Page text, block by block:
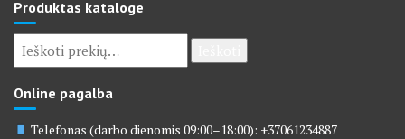
Produktas kataloge
Ieškoti:
Online pagalba
Telefonas (darbo dienomis 09:00–18:00): +37061234887